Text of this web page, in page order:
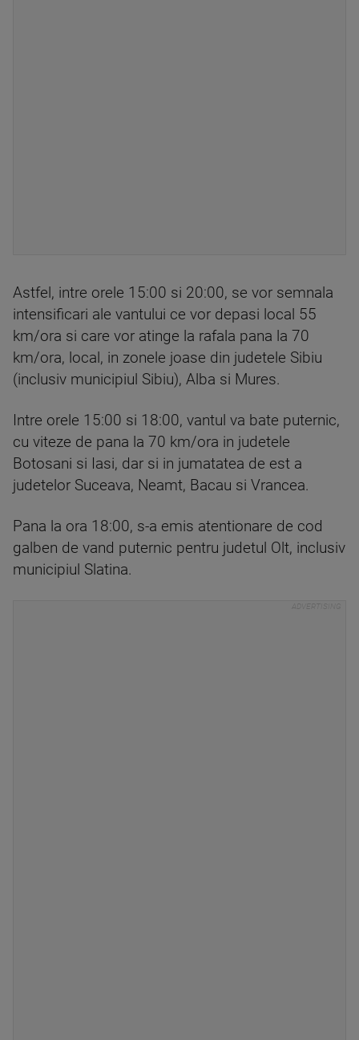
Astfel, intre orele 15:00 si 20:00, se vor semnala
intensificari ale vantului ce vor depasi local 55
km/ora si care vor atinge la rafala pana la 70
km/ora, local, in zonele joase din judetele Sibiu
(inclusiv municipiul Sibiu), Alba si Mures.
Intre orele 15:00 si 18:00, vantul va bate puternic,
cu viteze de pana la 70 km/ora in judetele
Botosani si Iasi, dar si in jumatatea de est a
judetelor Suceava, Neamt, Bacau si Vrancea.
Pana la ora 18:00, s-a emis atentionare de cod
galben de vand puternic pentru judetul Olt, inclusiv
municipiul Slatina.